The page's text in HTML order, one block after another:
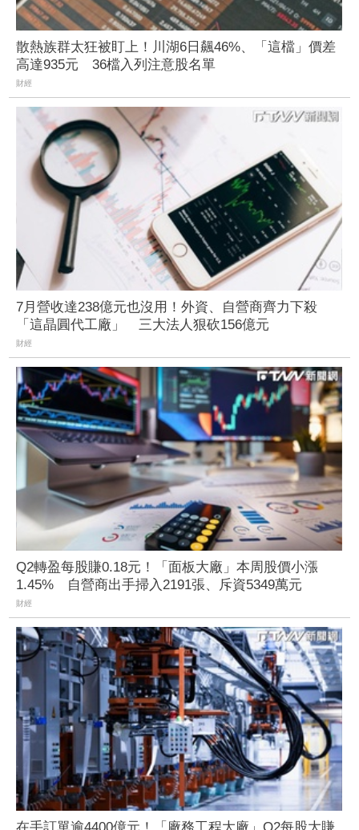
散熱族群太狂被盯上！川湖6日飆46%、「這檔」價差
高達935元 36檔入列注意股名單
財經
7月營收達238億元也沒用！外資、自營商齊力下殺
「這晶圓代工廠」 三大法人狠砍156億元
財經
Q2轉盈每股賺0.18元！「面板大廠」本周股價小漲
1.45% 自營商出手掃入2191張、斥資5349萬元
財經